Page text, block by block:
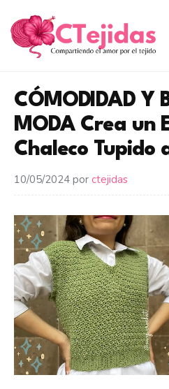
contenido
CÓMODIDAD Y
MODA Crea un
Chaleco Tupido
10/05/2024 por ctejidas